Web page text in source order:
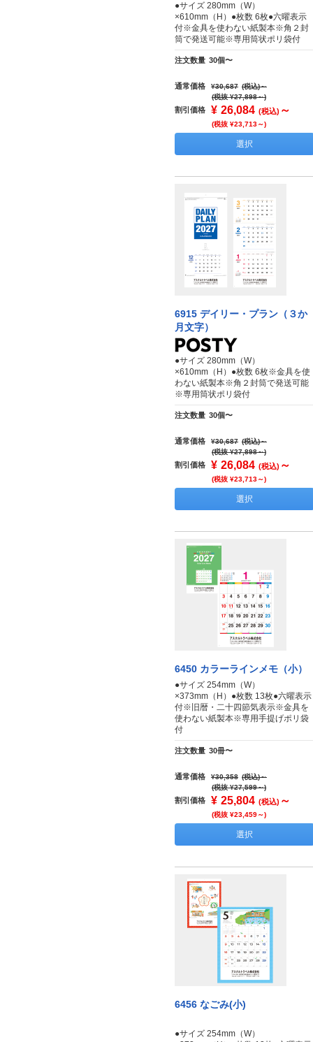
●サイズ 280mm（W）
×610mm（H）●枚数 6枚●六曜表示
付※金具を使わない紙製本※角２封
筒で発送可能※専用筒状ポリ袋付
注文数量 30個〜
通常価格 ¥30,687 (税込)～
(税抜 ¥27,898～)
割引価格 ¥ 26,084 (税込) ～
(税抜 ¥23,713～)
選択
6915 デイリー・プラン（３か
月文字）
●サイズ 280mm（W）
×610mm（H）●枚数 6枚※金具を使
わない紙製本※角２封筒で発送可能
※専用筒状ポリ袋付
注文数量 30個〜
通常価格 ¥30,687 (税込)～
(税抜 ¥27,898～)
割引価格 ¥ 26,084 (税込) ～
(税抜 ¥23,713～)
選択
6450 カラーラインメモ（小）
●サイズ 254mm（W）
×373mm（H）●枚数 13枚●六曜表示
付※旧暦・二十四節気表示※金具を
使わない紙製本※専用手提げポリ袋
付
注文数量 30冊〜
通常価格 ¥30,358 (税込)～
(税抜 ¥27,599～)
割引価格 ¥ 25,804 (税込) ～
(税抜 ¥23,459～)
選択
6456 なごみ(小)
●サイズ 254mm（W）